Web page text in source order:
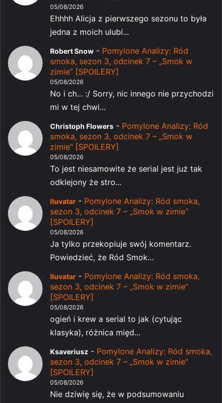
05/08/2026
Ehhhh Alicja z pierwszego sezonu to była
jedna z moich ulubi...
Robert Snow - Pomylone Analizy: Ród
smoka, sezon 3, odcinek 7 – „Smok w
zimie” [SPOILERY]
05/08/2026
No i ch... :/ Sorry, nic innego nie przychodzi
mi w tej chwi...
Christoph Flowers - Pomylone Analizy: Ród
smoka, sezon 3, odcinek 7 – „Smok w
zimie” [SPOILERY]
05/08/2026
To jest niesamowite że serial jest już tak
odklejony że stro...
Iluvatar - Pomylone Analizy: Ród smoka,
sezon 3, odcinek 7 – „Smok w zimie”
[SPOILERY]
05/08/2026
Ja tylko przekopiuje swój komentarz.
Powiedzieć, że Ród Smok...
Iluvatar - Pomylone Analizy: Ród smoka,
sezon 3, odcinek 7 – „Smok w zimie”
[SPOILERY]
05/08/2026
ogień i krew a serial to jak (cytując
klasyka), różnica międ...
Ksaveriusz - Pomylone Analizy: Ród smoka,
sezon 3, odcinek 7 – „Smok w zimie”
[SPOILERY]
05/08/2026
Nie dziwię się, że w podsumowaniu